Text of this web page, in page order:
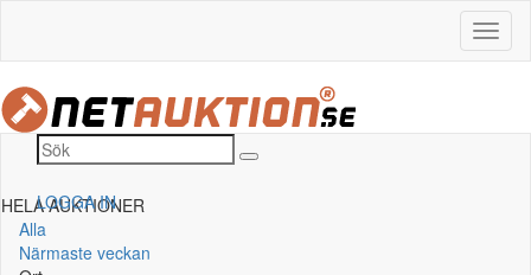
LOGGA IN
HELA AUKTIONER
Alla
Närmaste veckan